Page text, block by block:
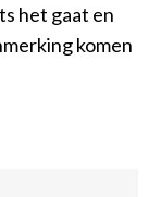
het gaat en
komen